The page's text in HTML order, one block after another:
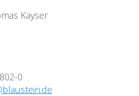
Kayser
0